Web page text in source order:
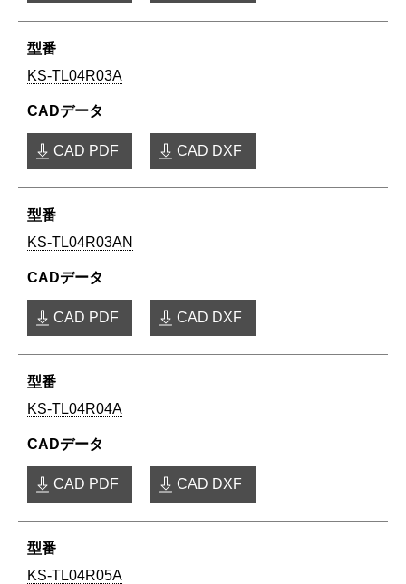
KS-TL04R03A
CAD PDF CAD DXF
KS-TL04R03AN
CAD PDF CAD DXF
KS-TL04R04A
CAD PDF CAD DXF
KS-TL04R05A